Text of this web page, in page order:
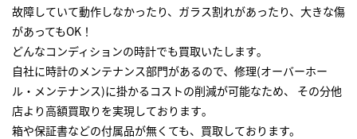
故障していて動作しなかったり、ガラス割れがあったり、大きな傷
があってもOK！
どんなコンディションの時計でも買取いたします｡
自社に時計のメンテナンス部門があるので、修理(オーバーホー
ル・メンテナンス)に掛かるコストの削減が可能なため、 その分他
店より高額買取りを実現しております｡
箱や保証書などの付属品が無くても、買取しております。